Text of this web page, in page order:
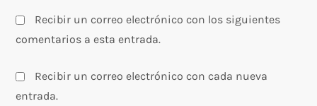
s
Recibir un correo electrónico con los siguientes
comentarios a esta entrada.
Recibir un correo electrónico con cada nueva
entrada.